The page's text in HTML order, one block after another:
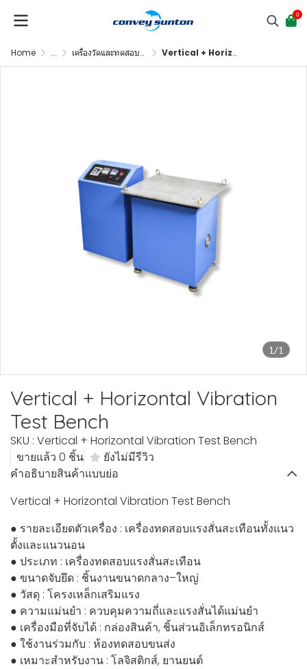
0
Home ... เครื่องวัดและทดสอบทางอิเล็คทรอนิคส์ Vertical + Horizontal Vibration Test Bench
1/1
Vertical + Horizontal Vibration
Test Bench
SKU : Vertical + Horizontal Vibration Test Bench
ขายแล้ว 0 ชิ้น
ยังไม่มีรีวิว
คำอธิบายสินค้าแบบย่อ
Vertical + Horizontal Vibration Test Bench
● รายละเอียดตัวเครื่อง : เครื่องทดสอบแรงสั่นสะเทือนทั้งแนว
ตั้งและแนวนอน
● ประเภท : เครื่องทดสอบแรงสั่นสะเทือน
● ขนาดจับยึด : ชิ้นงานขนาดกลาง–ใหญ่
● วัสดุ : โครงเหล็กเสริมแรง
● ความแม่นยำ : ควบคุมความถี่และแรงสั่นได้แม่นยำ
● เครื่องมือที่จับได้ : กล่องสินค้า, ชิ้นส่วนอิเล็กทรอนิกส์
● ใช้งานร่วมกับ : ห้องทดสอบขนส่ง
● เหมาะสำหรับงาน : โลจิสติกส์, ยานยนต์